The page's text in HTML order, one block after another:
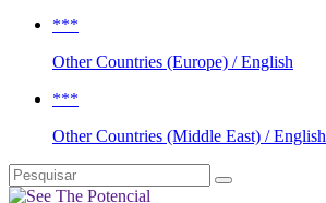
***
Other Countries (Europe) / English
***
Other Countries (Middle East) / English